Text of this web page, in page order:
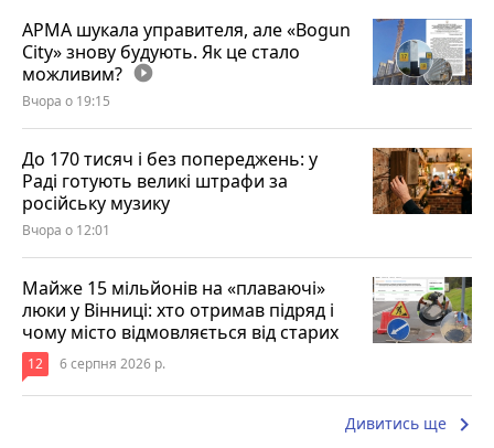
АРМА шукала управителя, але «Bogun
City» знову будують. Як це стало
можливим? play_circle_filled
Вчора о 19:15
До 170 тисяч і без попереджень: у
Раді готують великі штрафи за
російську музику
Вчора о 12:01
Майже 15 мільйонів на «плаваючі»
люки у Вінниці: хто отримав підряд і
чому місто відмовляється від старих
12 6 серпня 2026 р.
Дивитись ще keyboard_arrow_right